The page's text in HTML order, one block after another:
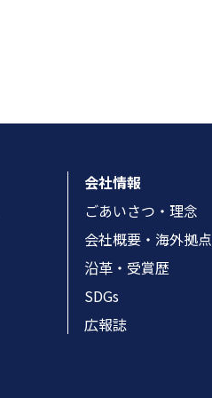
会社情報
ごあいさつ・理念
会社概要・海外拠点
沿革・受賞歴
SDGs
広報誌